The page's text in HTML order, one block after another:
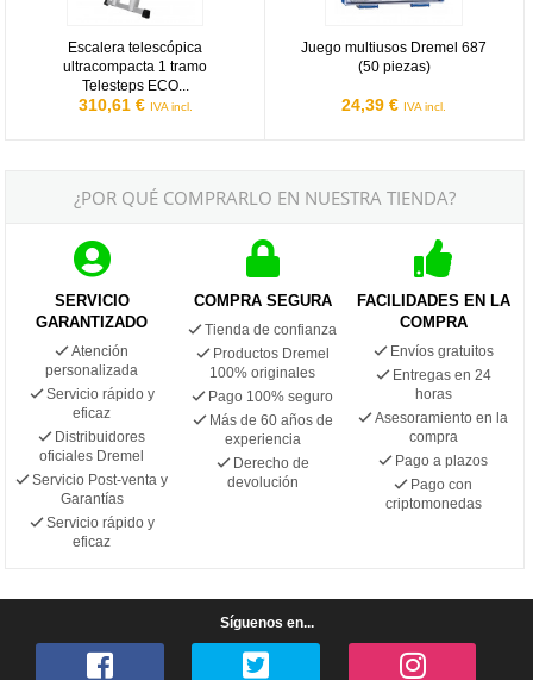
Escalera telescópica
ultracompacta 1 tramo
Telesteps ECO...
310,61 € IVA incl.
Juego multiusos Dremel 687
(50 piezas)
24,39 € IVA incl.
¿POR QUÉ COMPRARLO EN NUESTRA TIENDA?
SERVICIO
GARANTIZADO
Atención
personalizada
Servicio rápido y
eficaz
Distribuidores
oficiales Dremel
Servicio Post-venta y
Garantías
Servicio rápido y
eficaz
COMPRA SEGURA
Tienda de confianza
Productos Dremel
100% originales
Pago 100% seguro
Más de 60 años de
experiencia
Derecho de
devolución
FACILIDADES EN LA
COMPRA
Envíos gratuitos
Entregas en 24
horas
Asesoramiento en la
compra
Pago a plazos
Pago con
criptomonedas
Síguenos en...